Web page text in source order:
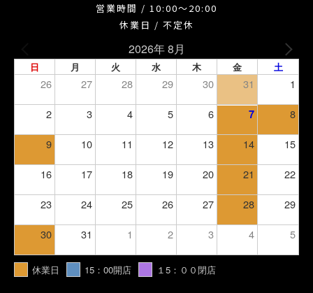
営業時間 / 10:00～20:00
休業日 / 不定休
2026年 8月
日 月 火 水 木 金 土
26 27 28 29 30 31 1
2 3 4 5 6 7 8
9 10 11 12 13 14 15
16 17 18 19 20 21 22
23 24 25 26 27 28 29
30 31 1 2 3 4 5
休業日 15：00開店 １5：００閉店